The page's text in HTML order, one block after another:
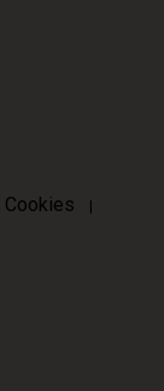
Cookies |